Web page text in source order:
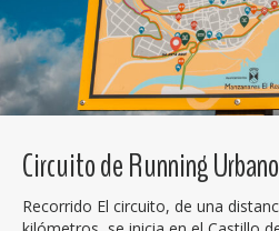
Circuito de Running Urbano
Recorrido El circuito, de una